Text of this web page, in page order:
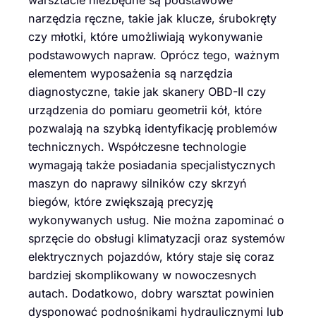
narzędzia ręczne, takie jak klucze, śrubokręty
czy młotki, które umożliwiają wykonywanie
podstawowych napraw. Oprócz tego, ważnym
elementem wyposażenia są narzędzia
diagnostyczne, takie jak skanery OBD-II czy
urządzenia do pomiaru geometrii kół, które
pozwalają na szybką identyfikację problemów
technicznych. Współczesne technologie
wymagają także posiadania specjalistycznych
maszyn do naprawy silników czy skrzyń
biegów, które zwiększają precyzję
wykonywanych usług. Nie można zapominać o
sprzęcie do obsługi klimatyzacji oraz systemów
elektrycznych pojazdów, który staje się coraz
bardziej skomplikowany w nowoczesnych
autach. Dodatkowo, dobry warsztat powinien
dysponować podnośnikami hydraulicznymi lub